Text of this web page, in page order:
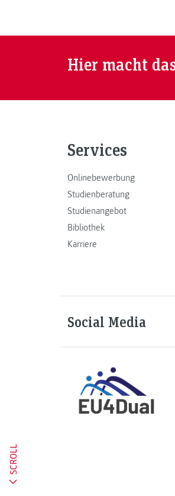
SCROLL
Hier macht
Services
Onlinebewerbung
Studienberatung
Studienangebot
Bibliothek
Karriere
Social Media